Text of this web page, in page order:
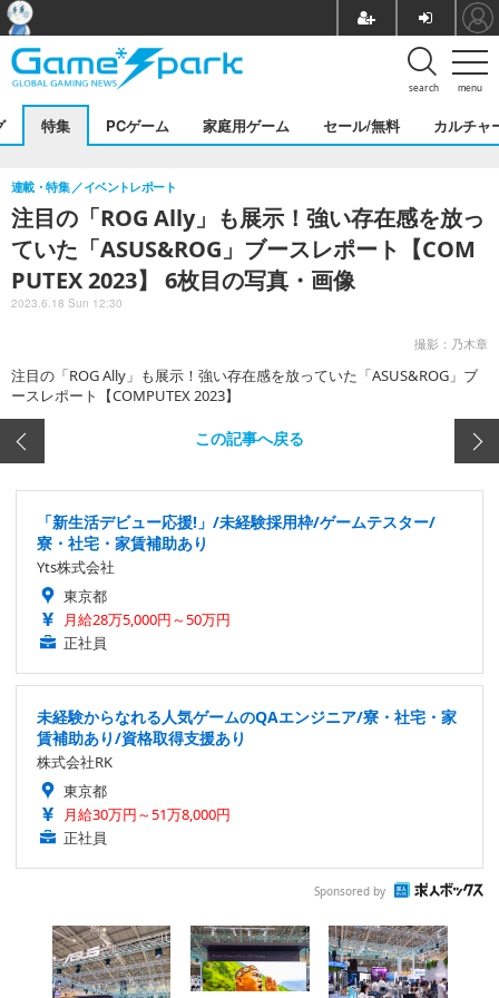
menu
search
特集 PCゲーム 家庭用ゲーム セール/無料 カルチャ
注目の「ROG Ally」も展示！強い存在感を放っ
ていた「ASUS&ROG」ブースレポート【COM
PUTEX 2023】 6枚目の写真・画像
連載・特集 イベントレポート
2023.6.18 Sun 12:30
撮影：乃木章
注目の「ROG Ally」も展示！強い存在感を放っていた「ASUS&ROG」ブ
ースレポート【COMPUTEX 2023】
この記事へ戻る
「新生活デビュー応援!」/未経験採用枠/ゲームテスター/
寮・社宅・家賃補助あり
Yts株式会社
東京都
月給28万5,000円～50万円
正社員
未経験からなれる人気ゲームのQAエンジニア/寮・社宅・家
賃補助あり/資格取得支援あり
株式会社RK
東京都
月給30万円～51万8,000円
正社員
Sponsored by